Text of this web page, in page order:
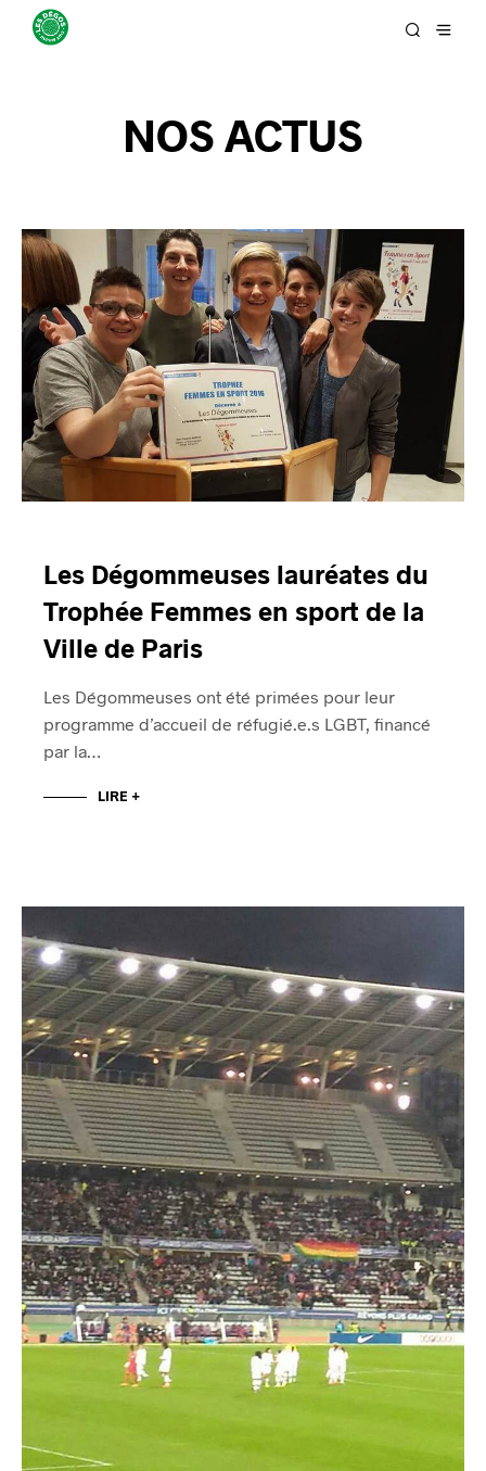
NOS ACTUS
Les Dégommeuses lauréates du
Trophée Femmes en sport de la
Ville de Paris
Les Dégommeuses ont été primées pour leur
programme d’accueil de réfugié.e.s LGBT, financé
par la…
LIRE +